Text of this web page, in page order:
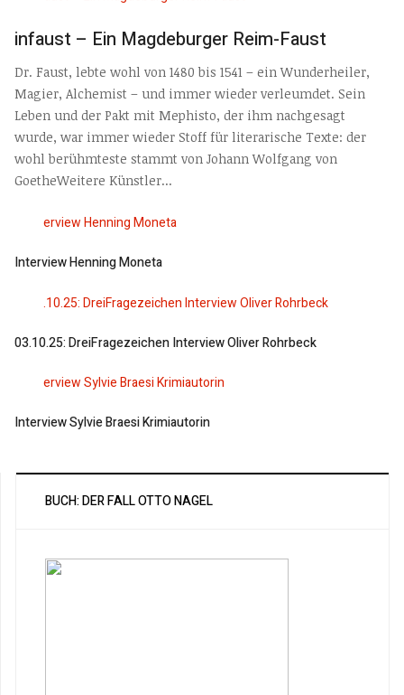
infaust – Ein Magdeburger Reim-Faust
Dr. Faust, lebte wohl von 1480 bis 1541 – ein Wunderheiler,
Magier, Alchemist – und immer wieder verleumdet. Sein
Leben und der Pakt mit Mephisto, der ihm nachgesagt
wurde, war immer wieder Stoff für literarische Texte: der
wohl berühmteste stammt von Johann Wolfgang von
GoetheWeitere Künstler...
Interview Henning Moneta
03.10.25: DreiFragezeichen Interview Oliver Rohrbeck
Interview Sylvie Braesi Krimiautorin
BUCH: DER FALL OTTO NAGEL